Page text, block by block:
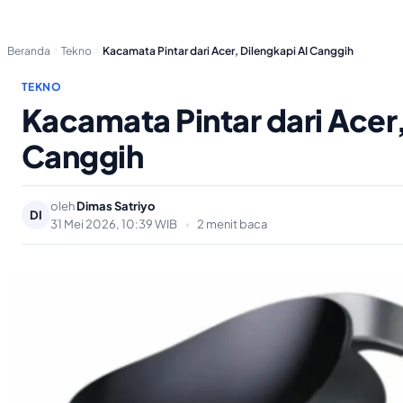
Beranda Tekno Kacamata Pintar dari Acer, Dilengkapi AI Canggih
TEKNO
Kacamata Pintar dari
Canggih
DI
olehDimas Satriyo
31 Mei 2026, 10:39 WIB
• 2 menit baca